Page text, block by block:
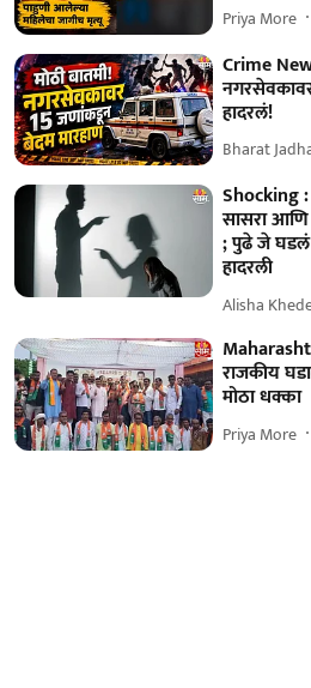
Priya More
Crime
हादरलं!
Bharat
Shocking
सासरा
; पुढे जे घडलं
हादरली
Alisha
राजकीय
मोठा धक्का
Priya More